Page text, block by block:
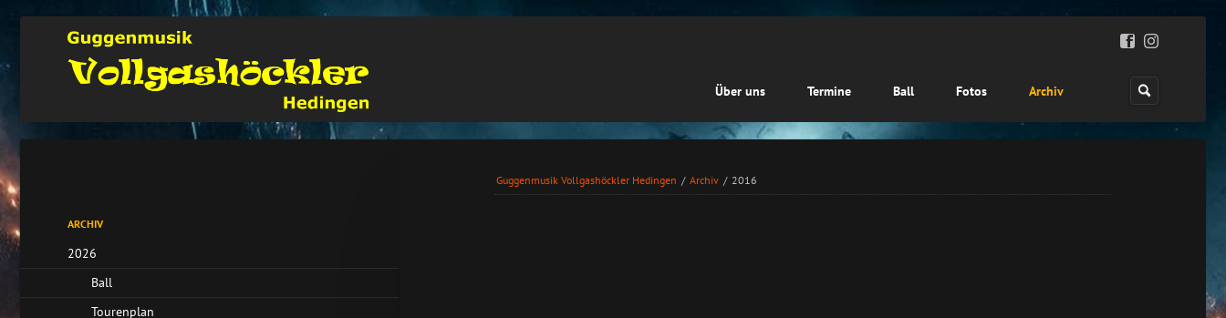
NavigationÜber uns Termine Ball Fotos Archiv
Navigation
überspringen
Guggenmusik Vollgashöckler Hedingen / Archiv / 2016
Navigation
ARCHIV
2026
Ball
Tourenplan